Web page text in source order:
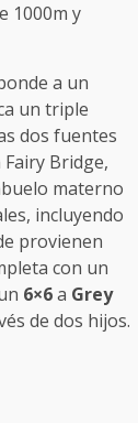
1000m y
a un
un triple
dos fuentes
Fairy Bridge,
materno
incluyendo
provienen
con un
6×6a Grey
de dos hijos.